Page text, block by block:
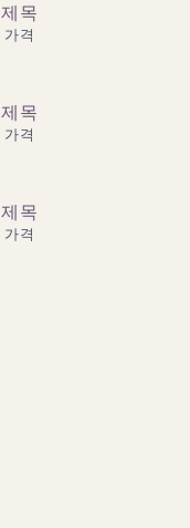
제목
가격
제목
가격
제목
가격